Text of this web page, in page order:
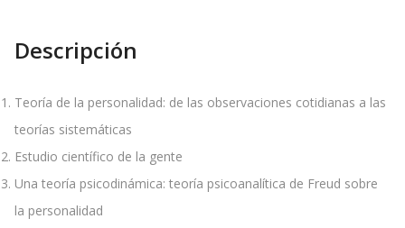
Descripción
Teoría de la personalidad: de las observaciones cotidianas a las
teorías sistemáticas
Estudio científico de la gente
Una teoría psicodinámica: teoría psicoanalítica de Freud sobre
la personalidad